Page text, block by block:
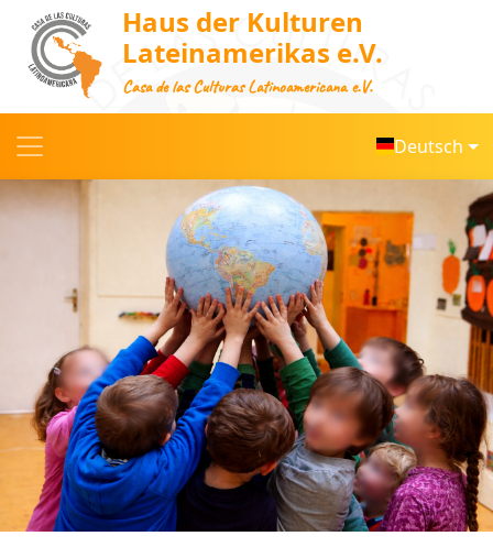
Haus der Kulturen
Lateinamerikas e.V.
Casa de las Culturas Latinoamericana e.V.
Deutsch